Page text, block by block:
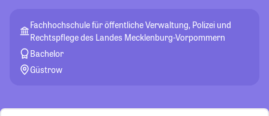
Fachhochschule für öffentliche Verwaltung, Polizei und
Rechtspflege des Landes Mecklenburg-Vorpommern
Bachelor
Güstrow